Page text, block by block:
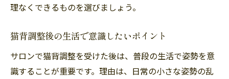
理なくできるものを選びましょう。
猫背調整後の生活で意識したいポイント
サロンで猫背調整を受けた後は、普段の生活で姿勢を意
識することが重要です。理由は、日常の小さな姿勢の乱